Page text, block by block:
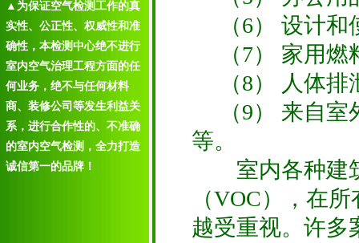
▲为保证空气检测工作的真
实性、公正性、权威性和准
确性，本检测中心绝不进行
室内空气治理工程方面的任
何业务，绝不与任何材料
商、装修公司等发生利益关
系，进行合作性的、不准确
的室内空气检测，全力打造
诚信第一的品牌！
（6） 设计和
（7） 家用燃
（8） 人体排
（9） 来自室
等。
室内各种建筑
（VOC），在
越受重视。许多